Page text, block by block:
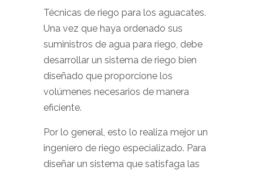
Técnicas de riego para los aguacates.
Una vez que haya ordenado sus
suministros de agua para riego, debe
desarrollar un sistema de riego bien
diseñado que proporcione los
volúmenes necesarios de manera
eficiente.
Por lo general, esto lo realiza mejor un
ingeniero de riego especializado. Para
diseñar un sistema que satisfaga las